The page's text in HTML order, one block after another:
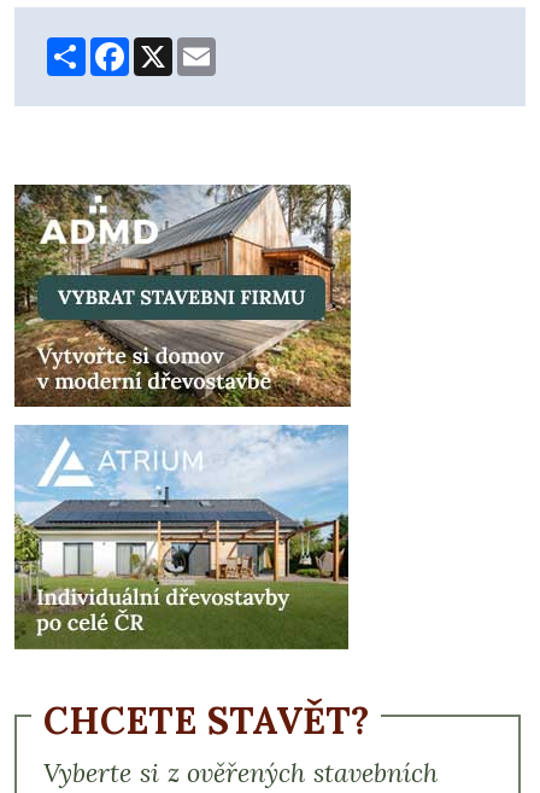
ShareFacebook
X
CHCETE STAVĚT?
Vyberte si z ověřených stavebních